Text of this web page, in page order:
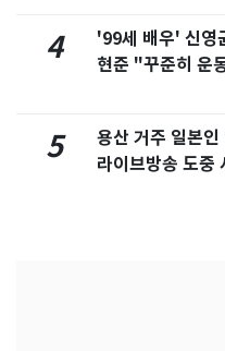
4
'99세 배우' 신
현준 "꾸준히 운
5
용산 거주 일본
라이브방송 도중